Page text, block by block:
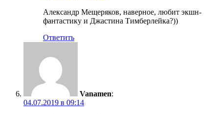
Александр Мещеряков, наверное, любит экшн-
фантастику и Джастина Тимберлейка?))
Ответить
Vanamen:
04.07.2019 в 09:14